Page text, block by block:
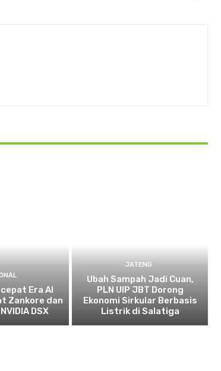
Era AI
Zankore dan
DSX
JATENG
Ubah Sampah Jadi Cuan,
PLN UIP JBT Dorong
Ekonomi Sirkular Berbasis
Listrik di Salatiga